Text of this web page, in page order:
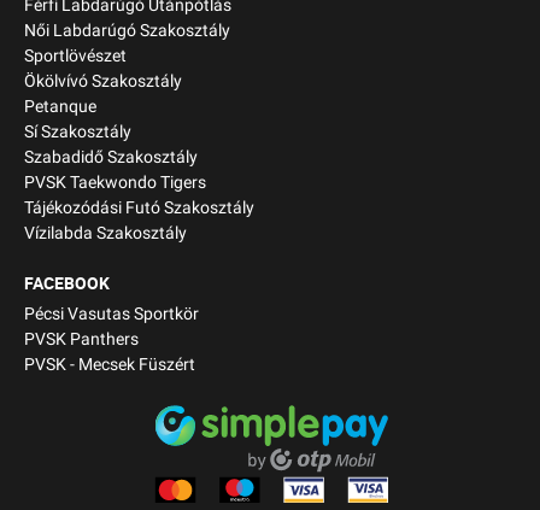
Férfi Labdarúgó Utánpótlás
Női Labdarúgó Szakosztály
Sportlövészet
Ökölvívó Szakosztály
Petanque
Sí Szakosztály
Szabadidő Szakosztály
PVSK Taekwondo Tigers
Tájékozódási Futó Szakosztály
Vízilabda Szakosztály
FACEBOOK
Pécsi Vasutas Sportkör
PVSK Panthers
PVSK - Mecsek Füszért